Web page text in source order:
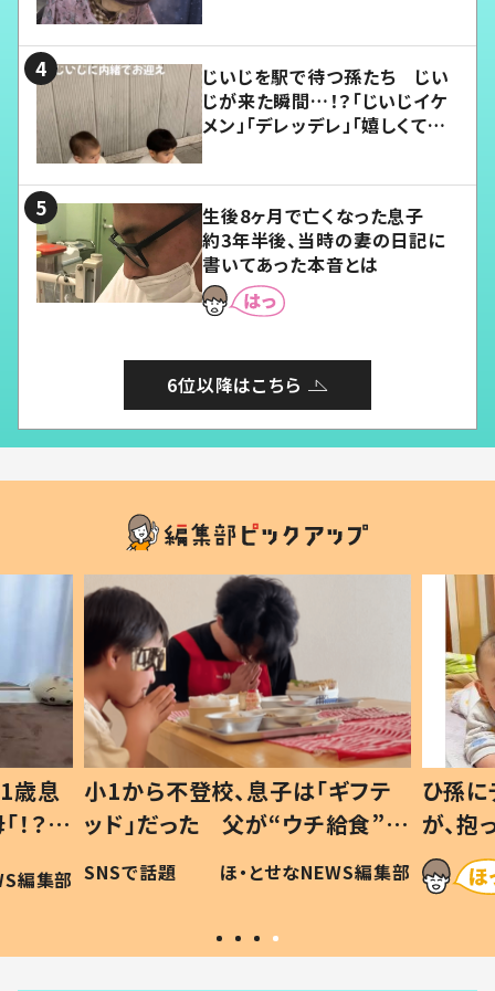
じいじを駅で待つ孫たち じい
じが来た瞬間…！？「じいじイケ
メン」「デレッデレ」「嬉しくて可
生後8ヶ月で亡くなった息子
約3年半後、当時の妻の日記に
書いてあった本音とは
6位以降はこちら
歳息
？」
編集部
小1から不登校、息子は「ギフテ
ッド」だった 父が“ウチ給食”を
作り続ける理由とは #令和の親
#令和の子
SNSで話題 ほ・とせなNEWS編集部
ひ孫
が、
「涙が
い」